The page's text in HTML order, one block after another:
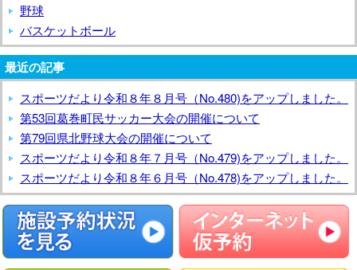
野球
バスケットボール
最近の記事
スポーツだより令和８年８月号（No.480)をアップしました。
第53回葛巻町民サッカー大会の開催について
第79回県北野球大会の開催について
スポーツだより令和８年７月号（No.479)をアップしました。
スポーツだより令和８年６月号（No.478)をアップしました。